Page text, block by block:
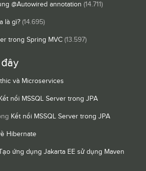
@Autowired annotation (14.711)
là gì? (14.695)
trong Spring MVC (13.597)
và Microservices
nối MSSQL Server trong JPA
Kết nối MSSQL Server trong JPA
Hibernate
ứng dụng Jakarta EE sử dụng Maven